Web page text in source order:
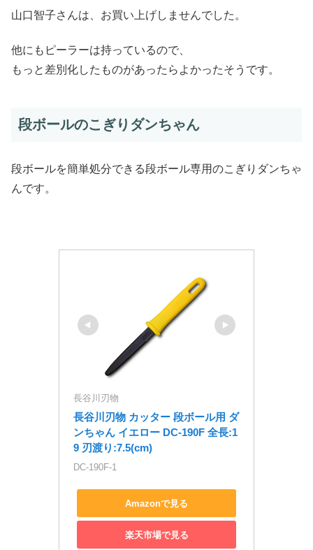
山口智子さんは、お買い上げしませんでした。
他にもピーラーは持っているので、
もっと差別化したものがあったらよかったそうです。
段ボールのこぎりダンちゃん
段ボールを簡単処分できる段ボール専用のこぎりダンちゃ
んです。
長谷川刃物
長谷川刃物 カッター 段ボール用 ダ
ンちゃん イエロー DC-190F 全長:1
9 刃渡り:7.5(cm)
DC-190F-1
Amazonで見る
楽天市場で見る